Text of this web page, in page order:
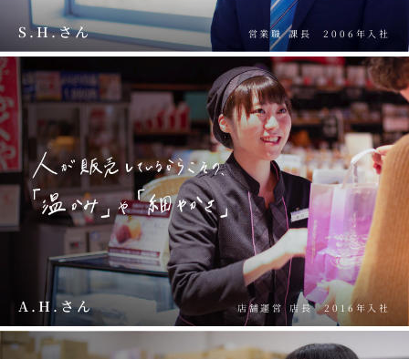
S.H.さん 営業職 課長 2006年入社
A.H.さん 店舗運営 店長 2016年入社